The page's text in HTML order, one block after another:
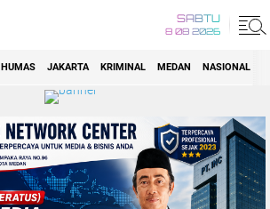
SABTU
8 08 2026
HUMAS JAKARTA KRIMINAL MEDAN NASIONAL